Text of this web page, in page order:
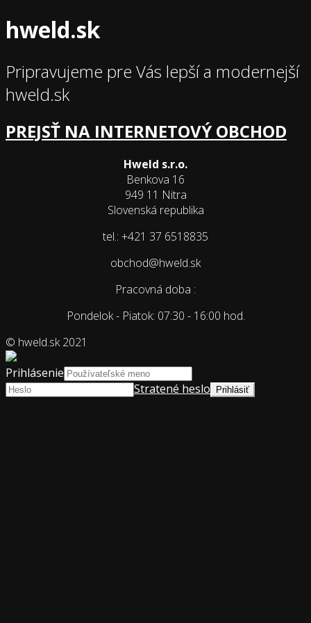
hweld.sk
Pripravujeme pre Vás lepší a modernejší
hweld.sk
PREJSŤ NA INTERNETOVÝ OBCHOD
Hweld s.r.o.
Benkova 16
949 11 Nitra
Slovenská republika
tel.: +421 37 6518835
obchod@hweld.sk
Pracovná doba :
Pondelok - Piatok: 07:30 - 16:00 hod.
© hweld.sk 2021
Prihlásenie
Stratené heslo